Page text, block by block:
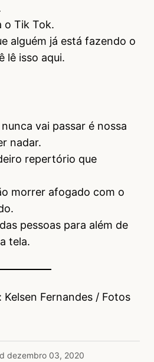
o Tik Tok.
alguém já está fazendo o
lê isso aqui.
vai passar é nossa
nadar.
repertório que
morrer afogado com o
pessoas para além de
tela.
Fernandes / Fotos
dezembro 03, 2020